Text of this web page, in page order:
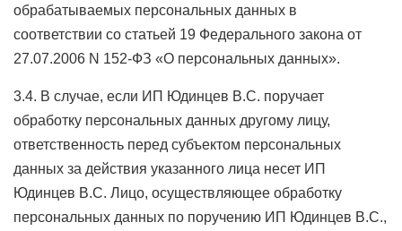
обрабатываемых персональных данных в
соответствии со статьей 19 Федерального закона от
27.07.2006 N 152-ФЗ «О персональных данных».
3.4. В случае, если ИП Юдинцев В.С. поручает
обработку персональных данных другому лицу,
ответственность перед субъектом персональных
данных за действия указанного лица несет ИП
Юдинцев В.С. Лицо, осуществляющее обработку
персональных данных по поручению ИП Юдинцев В.С.,